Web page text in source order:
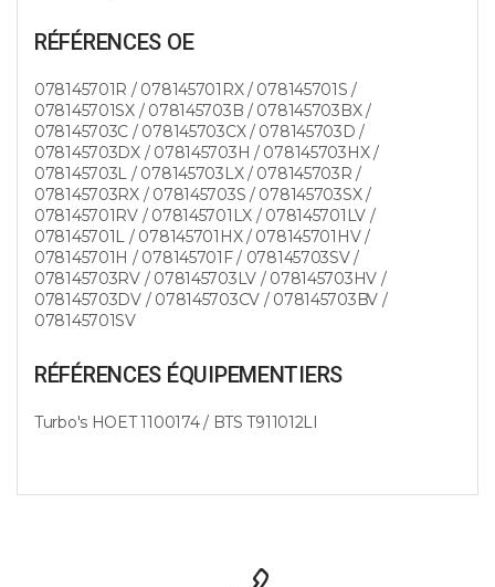
RÉFÉRENCES OE
078145701R / 078145701RX / 078145701S /
078145701SX / 078145703B / 078145703BX /
078145703C / 078145703CX / 078145703D /
078145703DX / 078145703H / 078145703HX /
078145703L / 078145703LX / 078145703R /
078145703RX / 078145703S / 078145703SX /
078145701RV / 078145701LX / 078145701LV /
078145701L / 078145701HX / 078145701HV /
078145701H / 078145701F / 078145703SV /
078145703RV / 078145703LV / 078145703HV /
078145703DV / 078145703CV / 078145703BV /
078145701SV
RÉFÉRENCES ÉQUIPEMENTIERS
Turbo's HOET 1100174 / BTS T911012LI